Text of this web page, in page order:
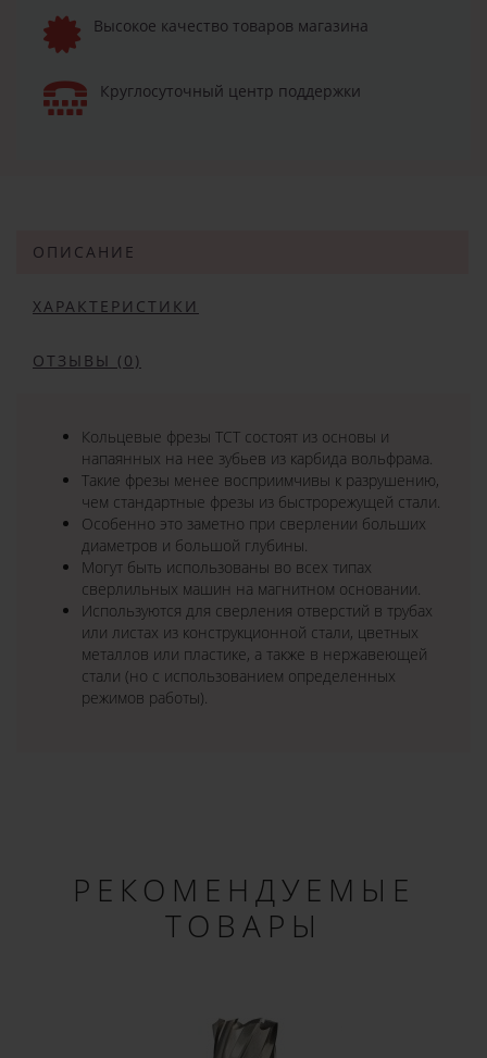
Высокое качество товаров магазина
Круглосуточный центр поддержки
ОПИСАНИЕ
ХАРАКТЕРИСТИКИ
ОТЗЫВЫ (0)
Кольцевые фрезы TCT состоят из основы и
напаянных на нее зубьев из карбида вольфрама.
Такие фрезы менее восприимчивы к разрушению,
чем стандартные фрезы из быстрорежущей стали.
Особенно это заметно при сверлении больших
диаметров и большой глубины.
Могут быть использованы во всех типах
сверлильных машин на магнитном основании.
Используются для сверления отверстий в трубах
или листах из конструкционной стали, цветных
металлов или пластике, а также в нержавеющей
стали (но с использованием определенных
режимов работы).
РЕКОМЕНДУЕМЫЕ
ТОВАРЫ